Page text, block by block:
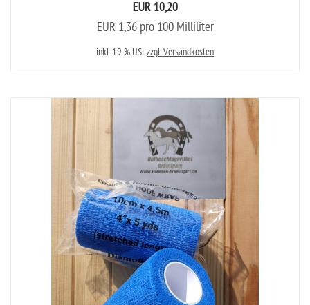
EUR 10,20
EUR 1,36 pro 100 Milliliter
inkl. 19 % UStzzgl. Versandkosten